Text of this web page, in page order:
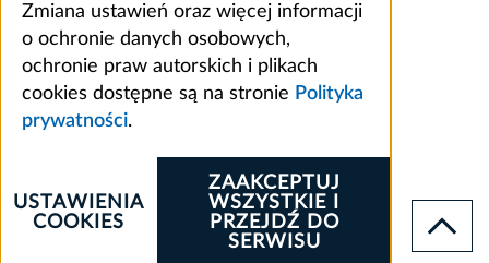
Zmiana ustawień oraz więcej informacji
o ochronie danych osobowych,
ochronie praw autorskich i plikach
cookies dostępne są na stronie Polityka
prywatności.
ZAAKCEPTUJ
WSZYSTKIE I
PRZEJDŹ DO
SERWISU
USTAWIENIA
COOKIES